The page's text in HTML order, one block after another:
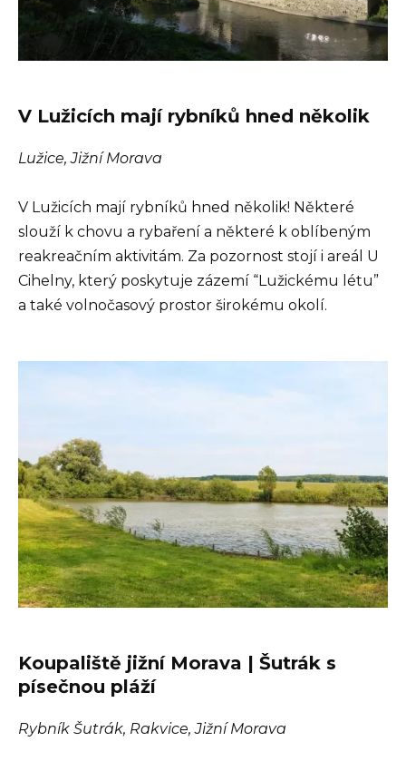
V Lužicích mají rybníků hned několik
Lužice, Jižní Morava
V Lužicích mají rybníků hned několik! Některé
slouží k chovu a rybaření a některé k oblíbeným
reakreačním aktivitám. Za pozornost stojí i areál U
Cihelny, který poskytuje zázemí “Lužickému létu”
a také volnočasový prostor širokému okolí.
Koupaliště jižní Morava | Šutrák s
písečnou pláží
Rybník Šutrák, Rakvice, Jižní Morava